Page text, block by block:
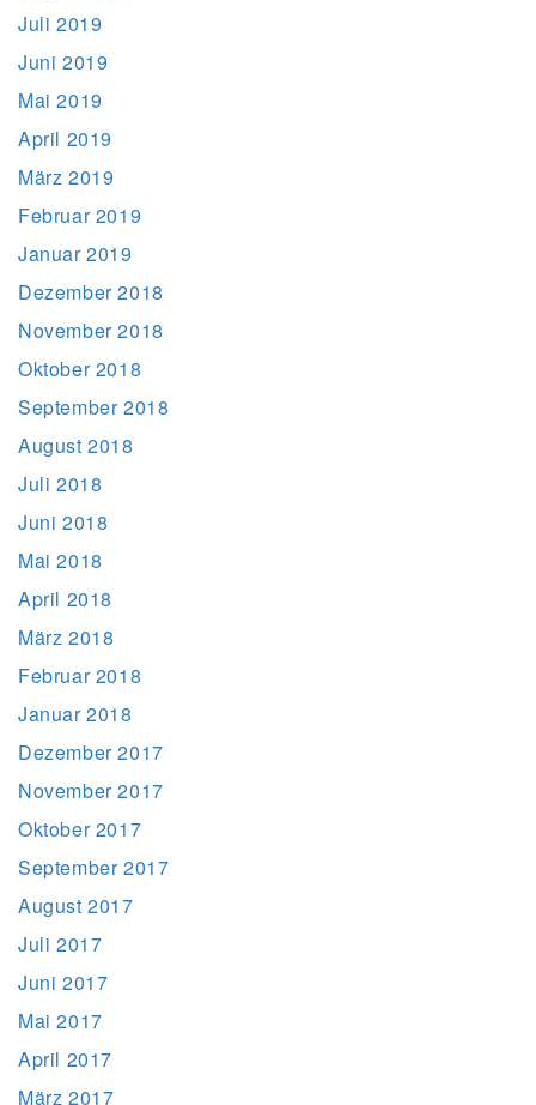
Juli 2019
Juni 2019
Mai 2019
April 2019
März 2019
Februar 2019
Januar 2019
Dezember 2018
November 2018
Oktober 2018
September 2018
August 2018
Juli 2018
Juni 2018
Mai 2018
April 2018
März 2018
Februar 2018
Januar 2018
Dezember 2017
November 2017
Oktober 2017
September 2017
August 2017
Juli 2017
Juni 2017
Mai 2017
April 2017
März 2017